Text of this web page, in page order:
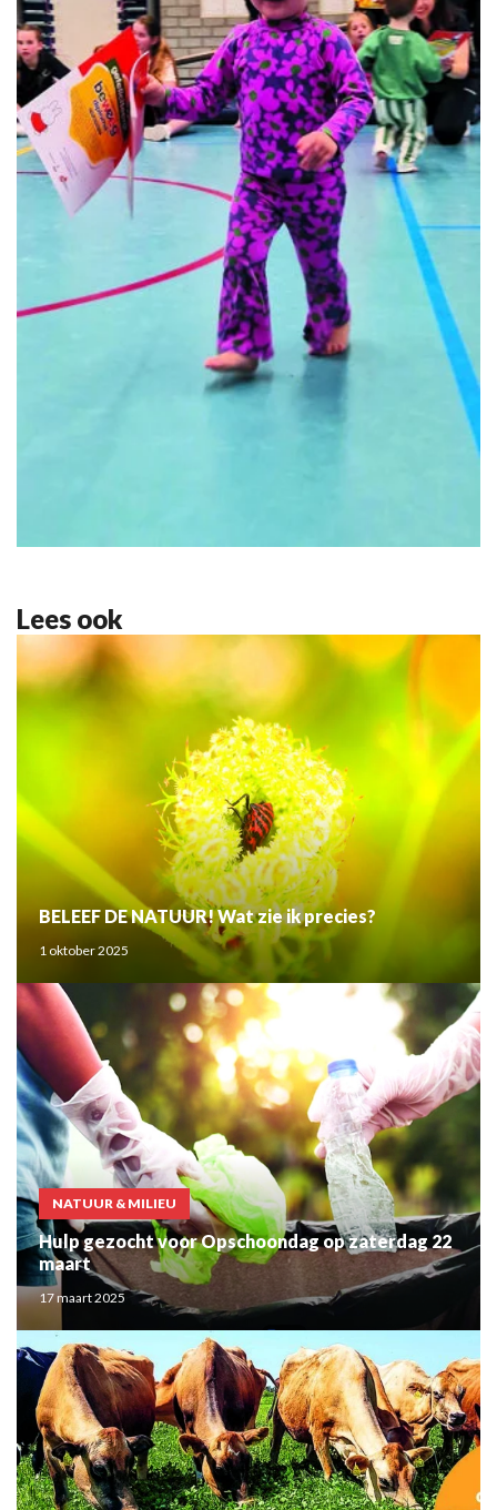
Lees ook
BELEEF DE NATUUR! Wat zie ik precies?
1 oktober 2025
NATUUR & MILIEU
Hulp gezocht voor Opschoondag op zaterdag 22
maart
17 maart 2025